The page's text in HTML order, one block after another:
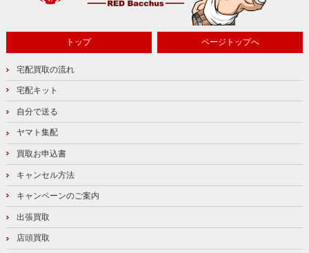
トップ ページトップへ
宅配買取の流れ
宅配キット
自分で送る
ヤマト集配
買取お申込書
キャンセル方法
キャンペーンのご案内
出張買取
店頭買取